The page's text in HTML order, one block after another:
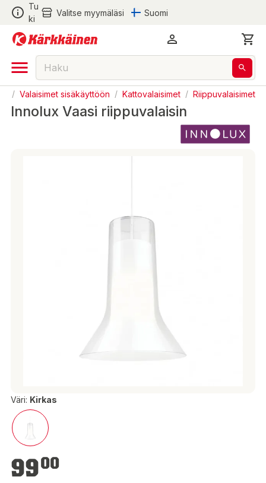
Tu
ki
Valitse myymäläsi Suomi
/ Valaisimet sisäkäyttöön / Kattovalaisimet / Riippuvalaisimet
Innolux Vaasi riippuvalaisin
Väri: Kirkas
9900